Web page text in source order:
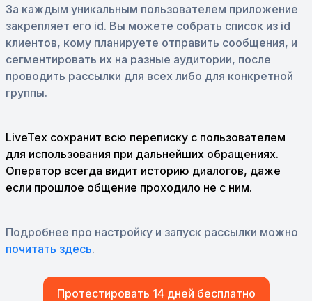
За каждым уникальным пользователем приложение
закрепляет его id. Вы можете собрать список из id
клиентов, кому планируете отправить сообщения, и
сегментировать их на разные аудитории, после
проводить рассылки для всех либо для конкретной
группы.
LiveTex сохранит всю переписку с пользователем
для использования при дальнейших обращениях.
Оператор всегда видит историю диалогов, даже
если прошлое общение проходило не с ним.
Подробнее про настройку и запуск рассылки можно
почитать здесь.
Протестировать 14 дней бесплатно